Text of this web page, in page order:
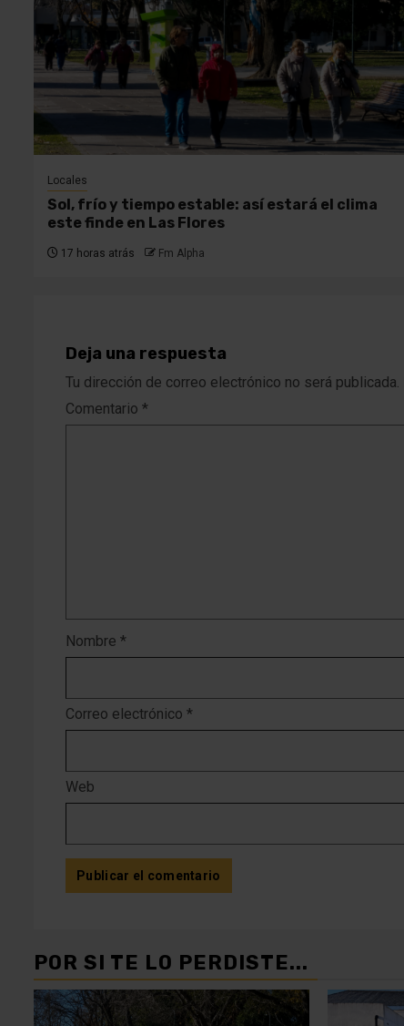
Locales
Sol, frío y tiempo estable: así estará el clima
este finde en Las Flores
17 horas atrás Fm Alpha
Deja una respuesta
Tu dirección de correo electrónico no será publicada.
Comentario *
Nombre *
Correo electrónico *
Web
POR SI TE LO PERDISTE...